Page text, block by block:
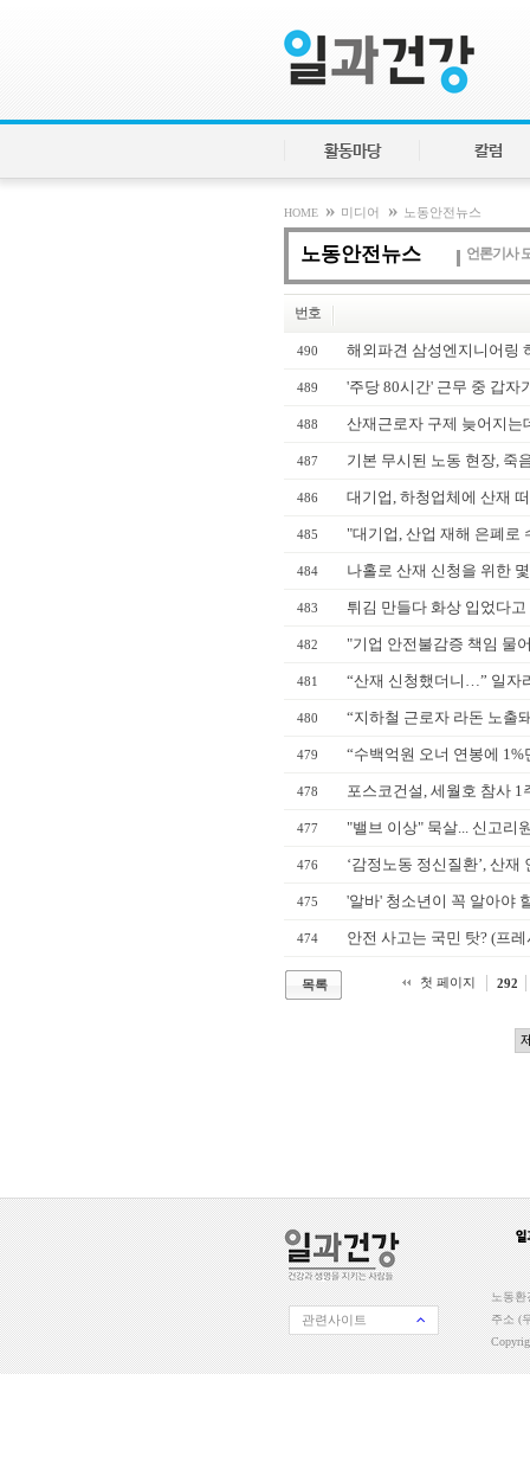
활동마당 칼럼
HOME » 미디어 » 노동안전뉴스
노동안전뉴스 언론기사
번호
490 해외파견 삼성엔지니어링
489 '주당 80시간' 근무 중 갑
488 산재근로자 구제 늦어지
487 기본 무시된 노동 현장, 죽
486 대기업, 하청업체에 산재
485 "대기업, 산업 재해 은폐로
484 나홀로 산재 신청을 위한
483 튀김 만들다 화상 입었다
482 "기업 안전불감증 책임 물
481 “산재 신청했더니…” 일자
480 “지하철 근로자 라돈 노출
479 “수백억원 오너 연봉에
478 포스코건설, 세월호 참사
477 "밸브 이상" 묵살... 신고리
476 ‘감정노동 정신질환’, 산
475 '알바' 청소년이 꼭 알아야
474 안전 사고는 국민 탓? (프
목록 첫 페이지 292
관련사이트
노동환
주소 (